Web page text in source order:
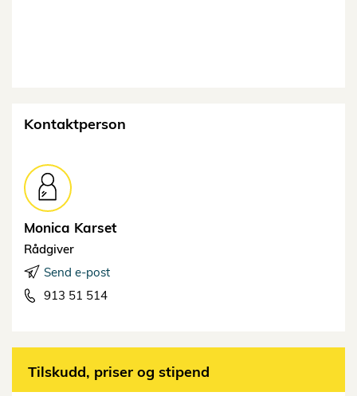
Kontaktperson
Monica Karset
Rådgiver
Send e-post
913 51 514
Tilskudd, priser og stipend